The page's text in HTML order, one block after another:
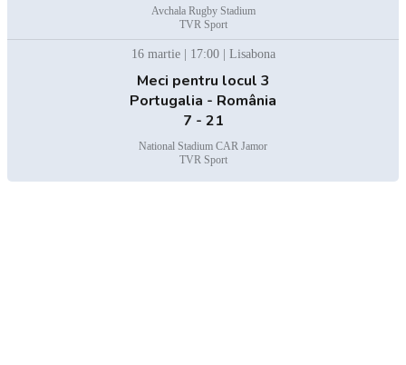
Avchala Rugby Stadium
TVR Sport
16 martie | 17:00 | Lisabona
Meci pentru locul 3
Portugalia - România
7 - 21
National Stadium CAR Jamor
TVR Sport